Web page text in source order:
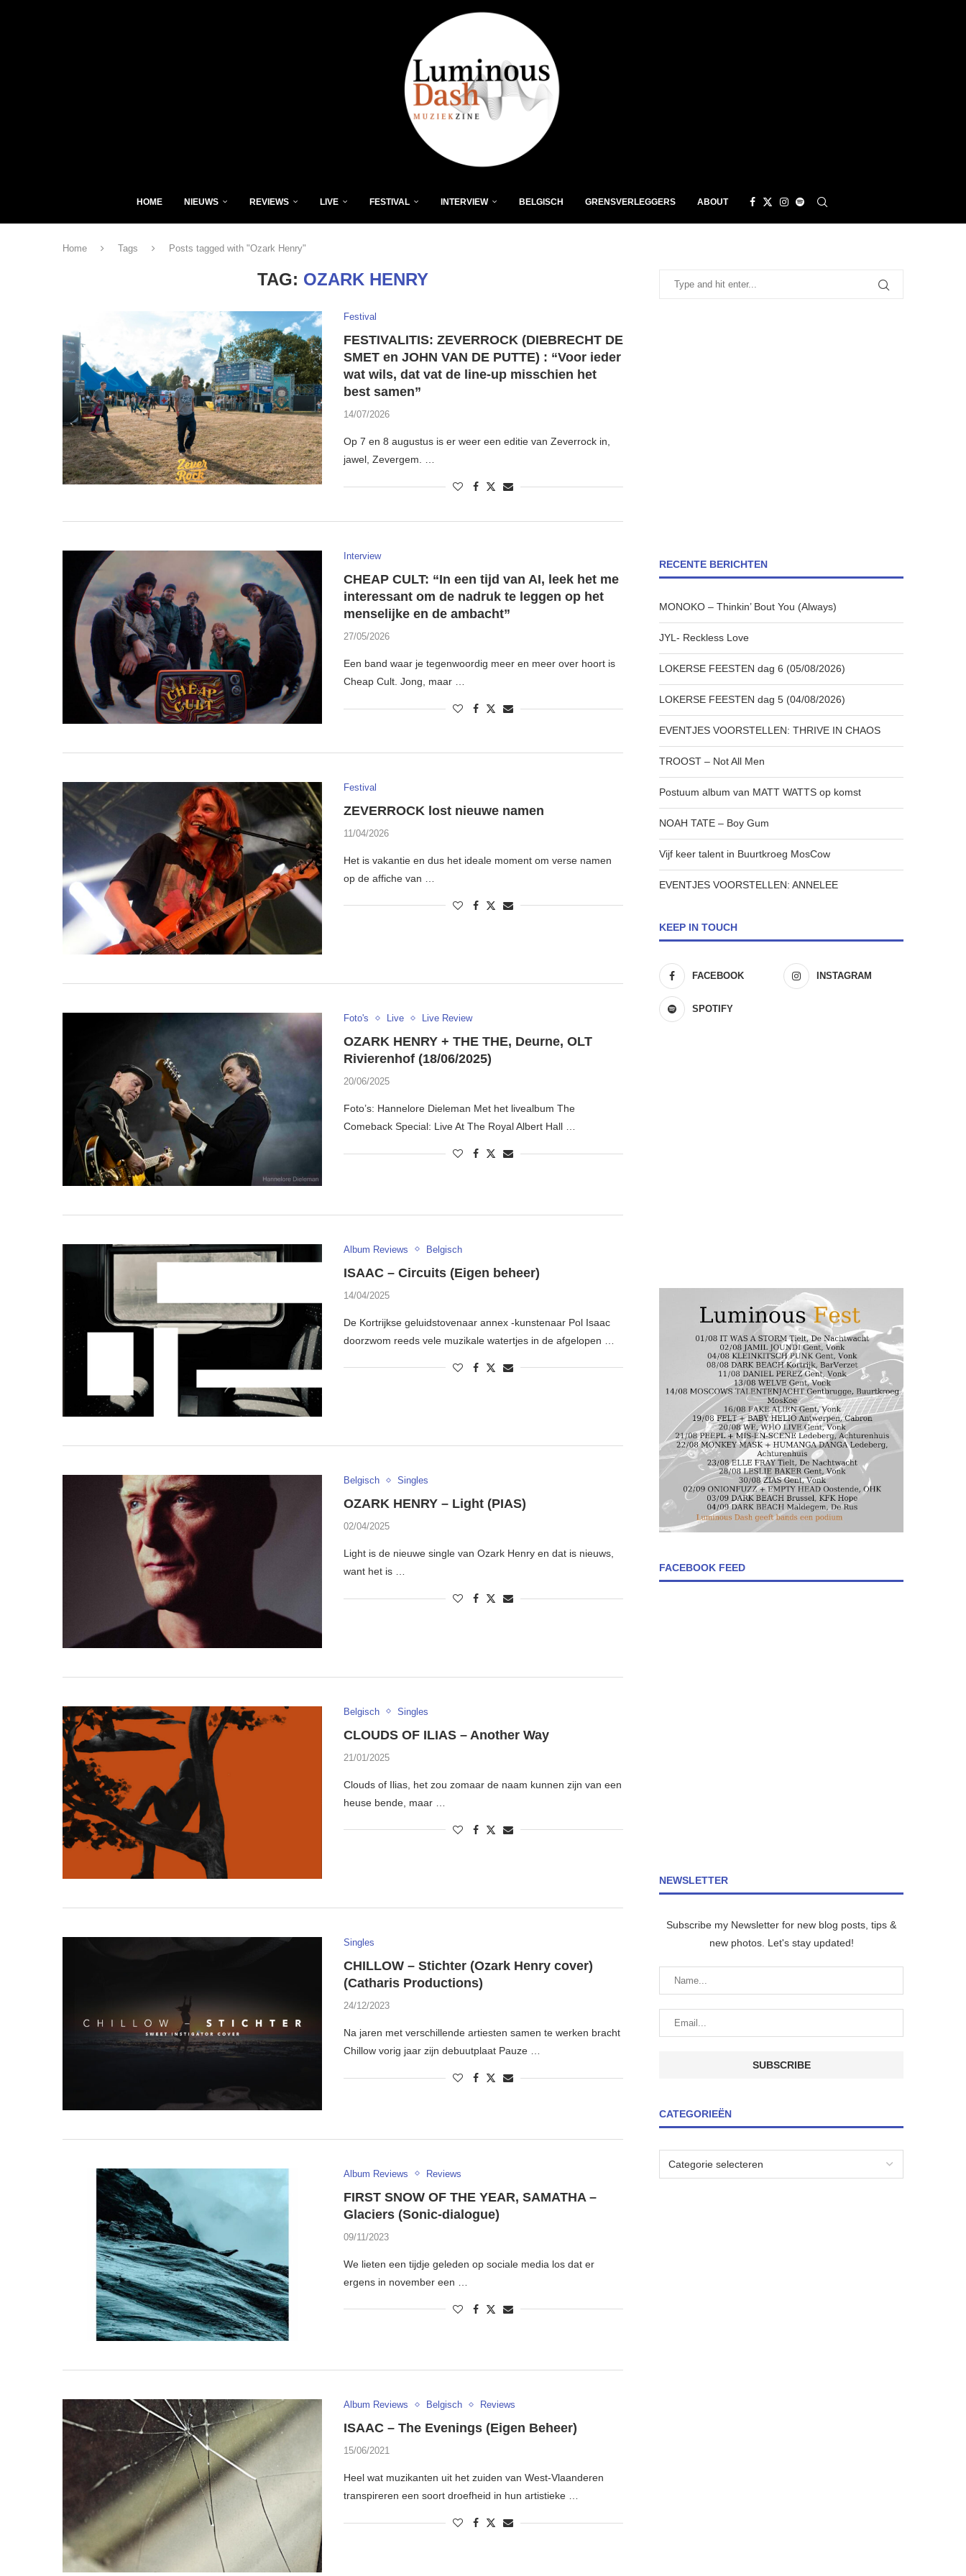
HOME NIEUWS REVIEWS LIVE FESTIVAL INTERVIEW BELGISCH GRENSVERLEGGERS ABOUT
Home Tags Posts tagged with "Ozark Henry"
TAG: OZARK HENRY
Festival
FESTIVALITIS: ZEVERROCK (DIEBRECHT DE
SMET en JOHN VAN DE PUTTE) : “Voor ieder
wat wils, dat vat de line-up misschien het
best samen”
14/07/2026
Op 7 en 8 augustus is er weer een editie van Zeverrock in,
jawel, Zevergem. …
Interview
CHEAP CULT: “In een tijd van AI, leek het me
interessant om de nadruk te leggen op het
menselijke en de ambacht”
27/05/2026
Een band waar je tegenwoordig meer en meer over hoort is
Cheap Cult. Jong, maar …
Festival
ZEVERROCK lost nieuwe namen
11/04/2026
Het is vakantie en dus het ideale moment om verse namen
op de affiche van …
Foto's Live Live Review
OZARK HENRY + THE THE, Deurne, OLT
Rivierenhof (18/06/2025)
20/06/2025
Foto’s: Hannelore Dieleman Met het livealbum The
Comeback Special: Live At The Royal Albert Hall …
Album Reviews Belgisch
ISAAC – Circuits (Eigen beheer)
14/04/2025
De Kortrijkse geluidstovenaar annex -kunstenaar Pol Isaac
doorzwom reeds vele muzikale watertjes in de afgelopen …
Belgisch Singles
OZARK HENRY – Light (PIAS)
02/04/2025
Light is de nieuwe single van Ozark Henry en dat is nieuws,
want het is …
Belgisch Singles
CLOUDS OF ILIAS – Another Way
21/01/2025
Clouds of Ilias, het zou zomaar de naam kunnen zijn van een
heuse bende, maar …
Singles
CHILLOW – Stichter (Ozark Henry cover)
(Catharis Productions)
24/12/2023
Na jaren met verschillende artiesten samen te werken bracht
Chillow vorig jaar zijn debuutplaat Pauze …
Album Reviews Reviews
FIRST SNOW OF THE YEAR, SAMATHA –
Glaciers (Sonic-dialogue)
09/11/2023
We lieten een tijdje geleden op sociale media los dat er
ergens in november een …
Album Reviews Belgisch Reviews
ISAAC – The Evenings (Eigen Beheer)
15/06/2021
Heel wat muzikanten uit het zuiden van West-Vlaanderen
transpireren een soort droefheid in hun artistieke …
RECENTE BERICHTEN
MONOKO – Thinkin’ Bout You (Always)
JYL- Reckless Love
LOKERSE FEESTEN dag 6 (05/08/2026)
LOKERSE FEESTEN dag 5 (04/08/2026)
EVENTJES VOORSTELLEN: THRIVE IN CHAOS
TROOST – Not All Men
Postuum album van MATT WATTS op komst
NOAH TATE – Boy Gum
Vijf keer talent in Buurtkroeg MosCow
EVENTJES VOORSTELLEN: ANNELEE
KEEP IN TOUCH
FACEBOOK INSTAGRAM
SPOTIFY
FACEBOOK FEED
NEWSLETTER
Subscribe my Newsletter for new blog posts, tips &
new photos. Let's stay updated!
CATEGORIEËN